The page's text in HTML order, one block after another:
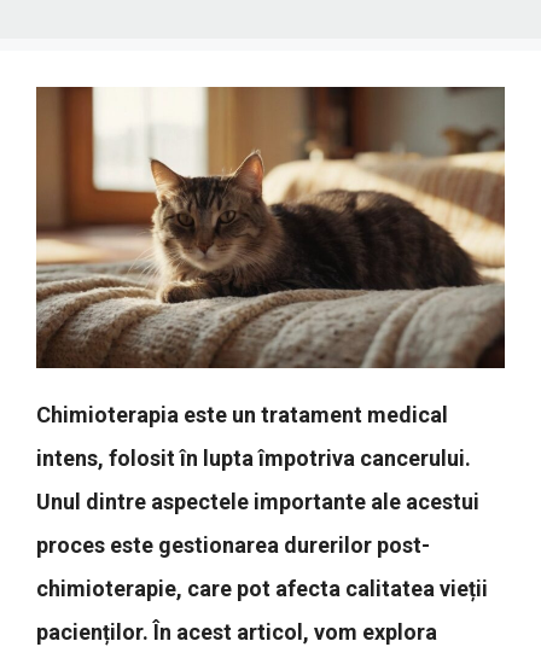
Chimioterapia este un tratament medical
intens, folosit în lupta împotriva cancerului.
Unul dintre aspectele importante ale acestui
proces este gestionarea durerilor post-
chimioterapie, care pot afecta calitatea vieții
pacienților. În acest articol, vom explora